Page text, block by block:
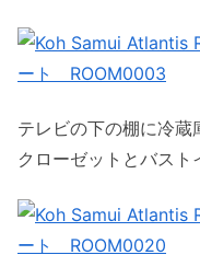
テレビの下の棚に冷
クローゼットとバスト